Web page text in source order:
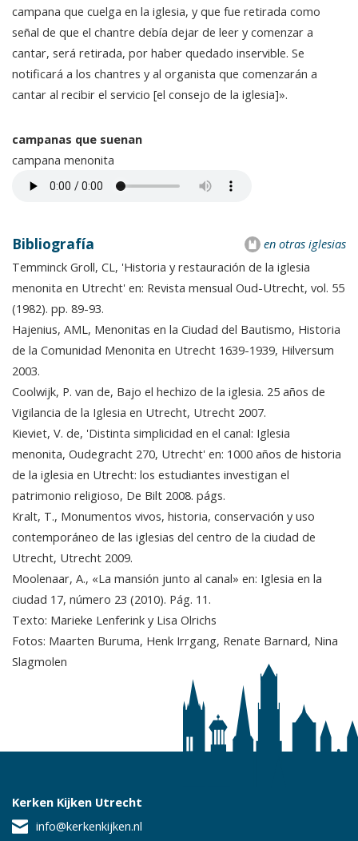
campana que cuelga en la iglesia, y que fue retirada como
señal de que el chantre debía dejar de leer y comenzar a
cantar, será retirada, por haber quedado inservible. Se
notificará a los chantres y al organista que comenzarán a
cantar al recibir el servicio [el consejo de la iglesia]».
campanas que suenan
campana menonita
en otras iglesias
Bibliografía
Temminck Groll, CL, 'Historia y restauración de la iglesia
menonita en Utrecht' en: Revista mensual Oud-Utrecht, vol. 55
(1982). pp. 89-93.
Hajenius, AML, Menonitas en la Ciudad del Bautismo, Historia
de la Comunidad Menonita en Utrecht 1639-1939, Hilversum
2003.
Coolwijk, P. van de, Bajo el hechizo de la iglesia. 25 años de
Vigilancia de la Iglesia en Utrecht, Utrecht 2007.
Kieviet, V. de, 'Distinta simplicidad en el canal: Iglesia
menonita, Oudegracht 270, Utrecht' en: 1000 años de historia
de la iglesia en Utrecht: los estudiantes investigan el
patrimonio religioso, De Bilt 2008. págs.
Kralt, T., Monumentos vivos, historia, conservación y uso
contemporáneo de las iglesias del centro de la ciudad de
Utrecht, Utrecht 2009.
Moolenaar, A., «La mansión junto al canal» en: Iglesia en la
ciudad 17, número 23 (2010). Pág. 11.
Texto: Marieke Lenferink y Lisa Olrichs
Fotos: Maarten Buruma, Henk Irrgang, Renate Barnard, Nina
Slagmolen
Kerken Kijken Utrecht
info@kerkenkijken.nl